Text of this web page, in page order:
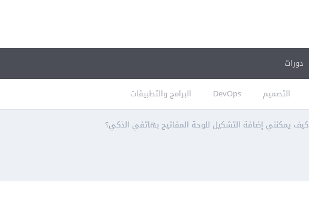
التصميم DevOps البرامج والتطبيقات
دورات
كيف يمكنني إضافة التشكيل للوحة المفاتيح بهاتفي الذكي؟